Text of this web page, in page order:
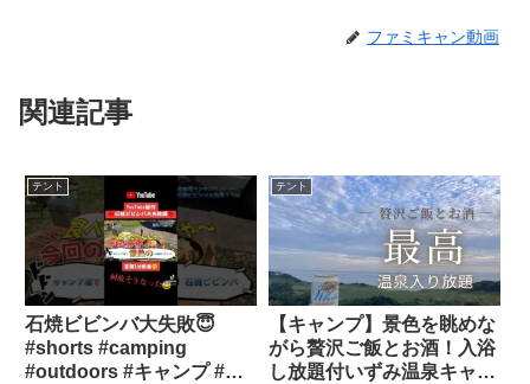
ファミキャン動画
関連記事
テント
石焼ビビンバ大失敗😇
#shorts #camping
#outdoors #キャンプ #ア
テント
【キャンプ】景色を眺めな
がら贅沢ご飯とお酒！入浴
し放題付いずみ温泉キャン